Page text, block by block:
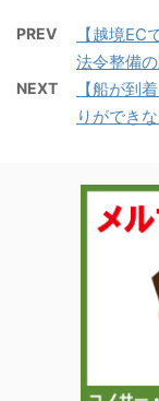
PREV
【越境EC
法令整備
NEXT
【船が到
りができ